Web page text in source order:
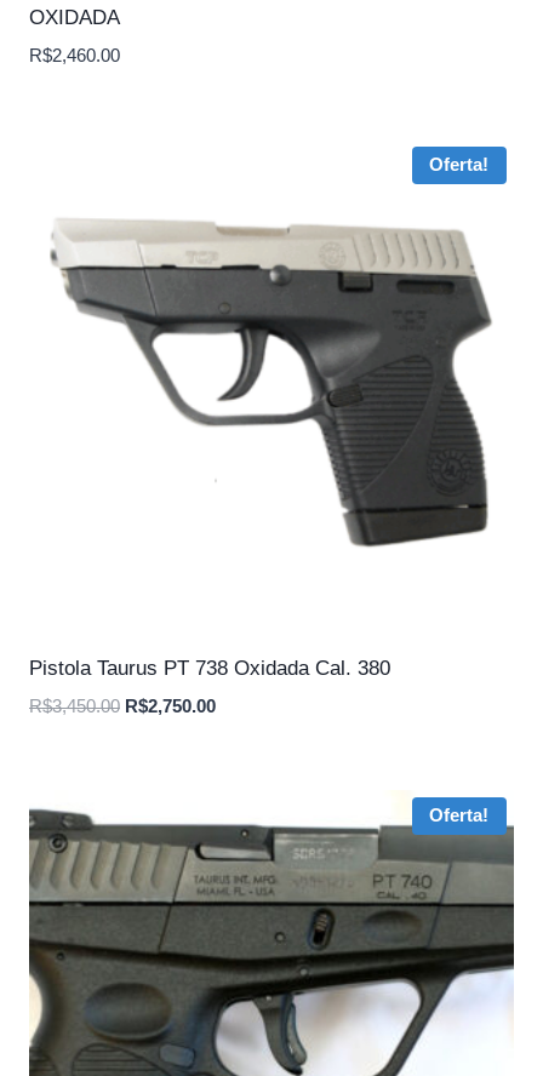
OXIDADA
R$2,460.00
Oferta!
Pistola Taurus PT 738 Oxidada Cal. 380
R$3,450.00 O
R$2,750.00O
Oferta!